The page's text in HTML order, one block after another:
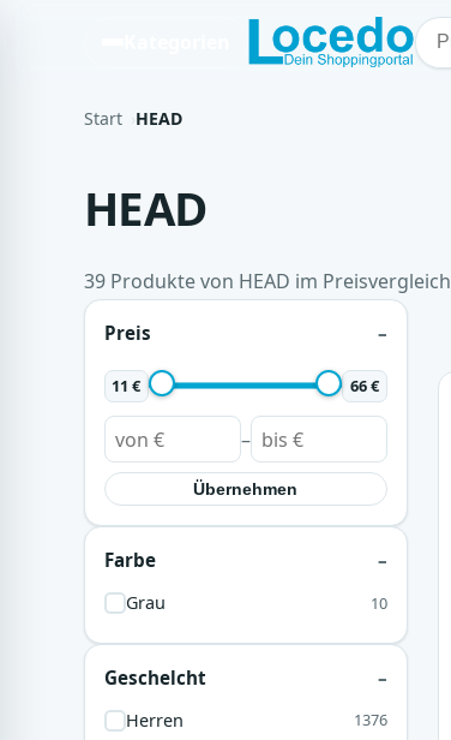
Start HEAD
HEAD
39 Produkte von HEAD im Preisvergleich
Preis
11 € 66 €
–
Übernehmen
Farbe
Grau 10
Geschelcht
Herren 1376